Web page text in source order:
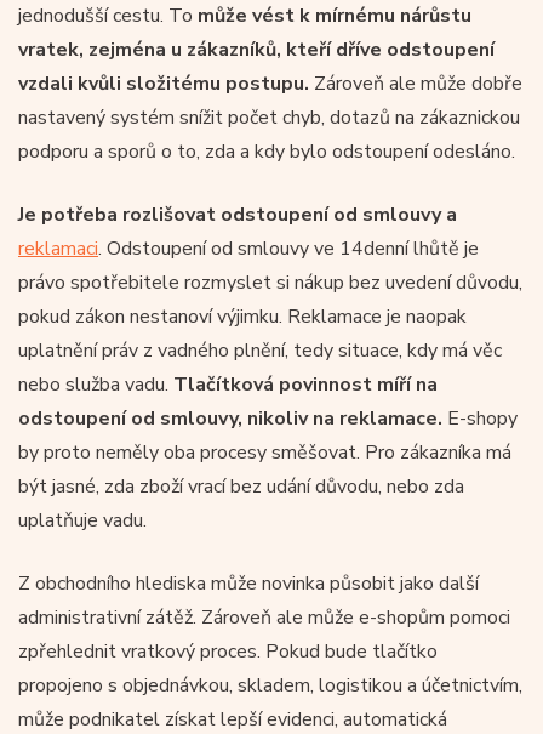
jednodušší cestu. To může vést k mírnému nárůstu
vratek, zejména u zákazníků, kteří dříve odstoupení
vzdali kvůli složitému postupu. Zároveň ale může dobře
nastavený systém snížit počet chyb, dotazů na zákaznickou
podporu a sporů o to, zda a kdy bylo odstoupení odesláno.
Je potřeba rozlišovat odstoupení od smlouvy a
reklamaci. Odstoupení od smlouvy ve 14denní lhůtě je
právo spotřebitele rozmyslet si nákup bez uvedení důvodu,
pokud zákon nestanoví výjimku. Reklamace je naopak
uplatnění práv z vadného plnění, tedy situace, kdy má věc
nebo služba vadu. Tlačítková povinnost míří na
odstoupení od smlouvy, nikoliv na reklamace. E-shopy
by proto neměly oba procesy směšovat. Pro zákazníka má
být jasné, zda zboží vrací bez udání důvodu, nebo zda
uplatňuje vadu.
Z obchodního hlediska může novinka působit jako další
administrativní zátěž. Zároveň ale může e-shopům pomoci
zpřehlednit vratkový proces. Pokud bude tlačítko
propojeno s objednávkou, skladem, logistikou a účetnictvím,
může podnikatel získat lepší evidenci, automatická